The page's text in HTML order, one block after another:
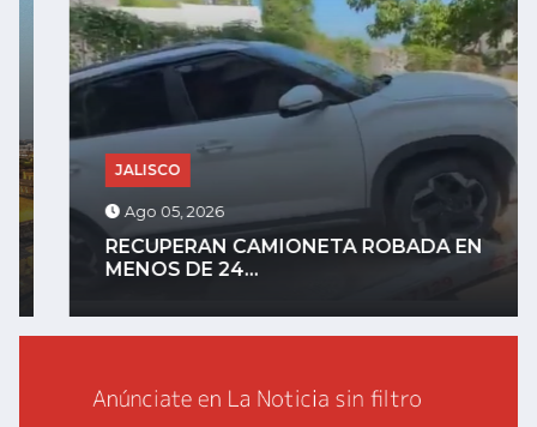
JALISCO
Ago 05, 2026
RECUPERAN CAMIONETA ROBADA EN
MENOS DE 24...